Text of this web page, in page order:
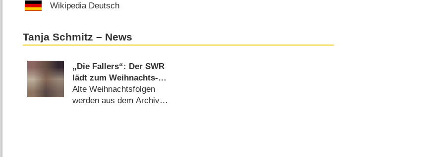
Wikipedia Deutsch
Tanja Schmitz – News
„Die Fallers“: Der SWR
lädt zum Weihnachts-
Marathon
Alte Weihnachtsfolgen
werden aus dem Archiv